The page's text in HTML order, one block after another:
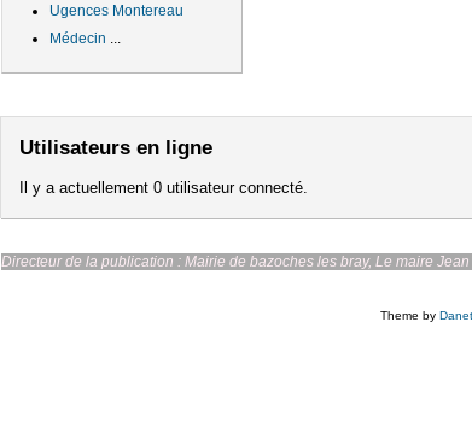
Ugences Montereau
Médecin ...
Utilisateurs en ligne
Il y a actuellement 0 utilisateur connecté.
Directeur de la publication : Mairie de bazoches
Theme by